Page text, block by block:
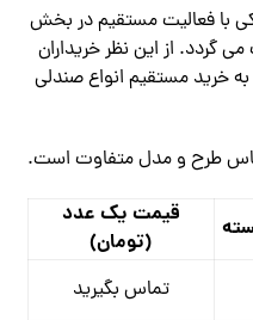
با فعالیت مستقیم در بخش
گردد. از این نظر خریداران
خرید مستقیم انواع صندلی
طرح و مدل متفاوت است.
قیمت یک عدد
(تومان)
تماس بگیرید